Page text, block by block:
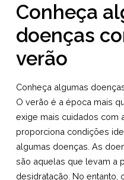
Conheça
doenças
verão
Conheça algumas
O verão é a época mais
exige mais cuidados com
proporciona condições
algumas doenças. As
são aquelas que levam a
desidratação. No entanto,